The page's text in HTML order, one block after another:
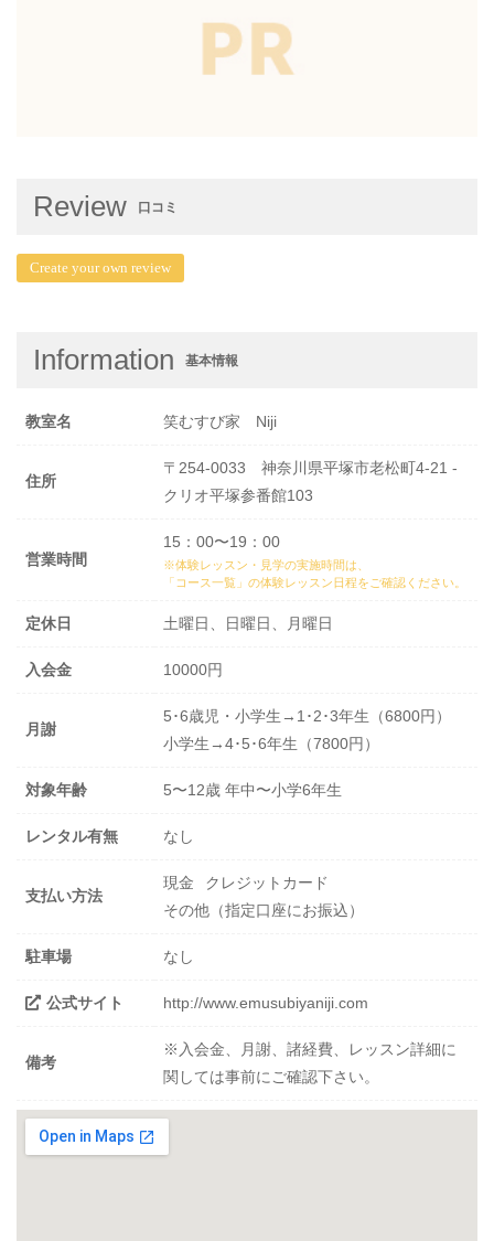
Review 口コミ
Create your own review
Information 基本情報
教室名 笑むすび家 Niji
住所
〒254-0033 神奈川県平塚市老松町4-21 -
クリオ平塚参番館103
営業時間
15：00〜19：00
※体験レッスン・見学の実施時間は、
「コース一覧」の体験レッスン日程をご確認ください。
定休日 土曜日、日曜日、月曜日
入会金 10000円
月謝
5･6歳児・小学生→1･2･3年生（6800円）
小学生→4･5･6年生（7800円）
対象年齢 5〜12歳 年中〜小学6年生
レンタル有無 なし
支払い方法
現金
クレジットカード
その他（指定口座にお振込）
駐車場 なし
公式サイト http://www.emusubiyaniji.com
備考
※入会金、月謝、諸経費、レッスン詳細に
関しては事前にご確認下さい。